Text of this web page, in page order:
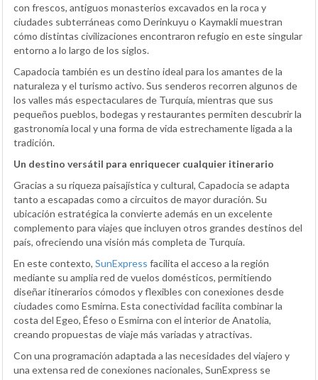
con frescos, antiguos monasterios excavados en la roca y
ciudades subterráneas como Derinkuyu o Kaymakli muestran
cómo distintas civilizaciones encontraron refugio en este singular
entorno a lo largo de los siglos.
Capadocia también es un destino ideal para los amantes de la
naturaleza y el turismo activo. Sus senderos recorren algunos de
los valles más espectaculares de Turquía, mientras que sus
pequeños pueblos, bodegas y restaurantes permiten descubrir la
gastronomía local y una forma de vida estrechamente ligada a la
tradición.
Un destino versátil para enriquecer cualquier itinerario
Gracias a su riqueza paisajística y cultural, Capadocia se adapta
tanto a escapadas como a circuitos de mayor duración. Su
ubicación estratégica la convierte además en un excelente
complemento para viajes que incluyen otros grandes destinos del
país, ofreciendo una visión más completa de Turquía.
En este contexto, SunExpress facilita el acceso a la región
mediante su amplia red de vuelos domésticos, permitiendo
diseñar itinerarios cómodos y flexibles con conexiones desde
ciudades como Esmirna. Esta conectividad facilita combinar la
costa del Egeo, Éfeso o Esmirna con el interior de Anatolia,
creando propuestas de viaje más variadas y atractivas.
Con una programación adaptada a las necesidades del viajero y
una extensa red de conexiones nacionales, SunExpress se